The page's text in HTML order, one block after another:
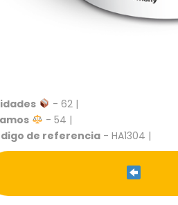
- 62 |
- 54 |
de referencia - HA1304 |